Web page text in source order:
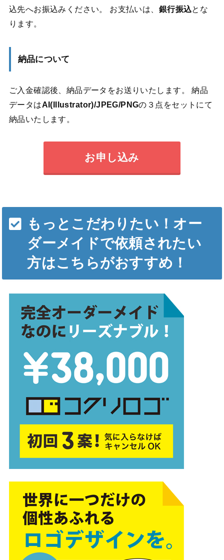
込先へお振込みください。 お支払いは、 銀行振込とな
ります。
納品について
ご入金確認後、納品データをお送りいたします。 納品
データはAI(Illustrator)/JPEG/PNGの３点をセットにて
納品いたします。
お申し込み
もっとこだわりたい！オー
ダーメイドで依頼されたい
方はこちらがおすすめ！